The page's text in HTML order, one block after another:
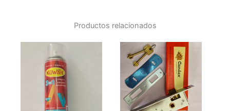
Productos relacionados